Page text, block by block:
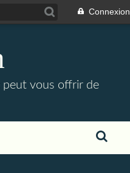
Connexion
peut vous offrir de